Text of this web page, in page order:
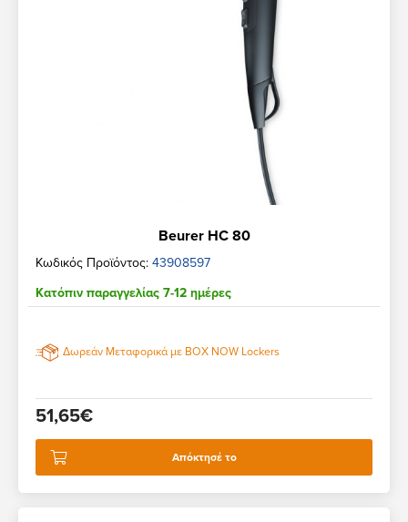
Beurer HC 80
Κωδικός Προϊόντος: 43908597
Κατόπιν παραγγελίας 7-12 ημέρες
Δωρεάν Μεταφορικά με BOX NOW Lockers
51,65€
Απόκτησέ το